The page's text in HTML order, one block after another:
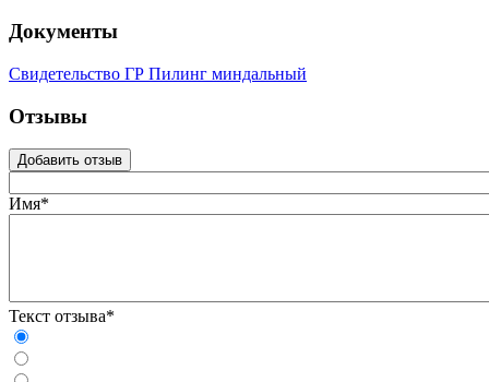
Документы
Свидетельство ГР Пилинг миндальный
Отзывы
Добавить отзыв
Имя*
Текст отзыва*